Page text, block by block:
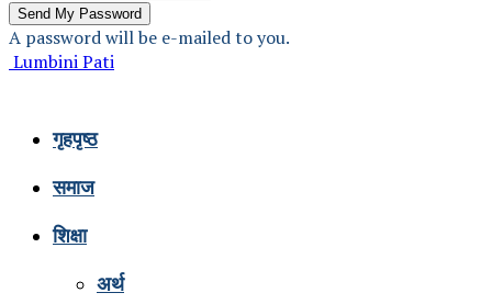
A password will be e-mailed to you.
Lumbini Pati
गृहपृष्ठ
समाज
शिक्षा
अर्थ